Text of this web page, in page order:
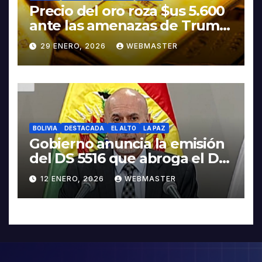
Precio del oro roza $us 5.600
ante las amenazas de Trump
contra Irán
29 ENERO, 2026 WEBMASTER
BOLIVIA DESTACADA EL ALTO LA PAZ
Gobierno anuncia la emisión
del DS 5516 que abroga el DS
5503
12 ENERO, 2026 WEBMASTER